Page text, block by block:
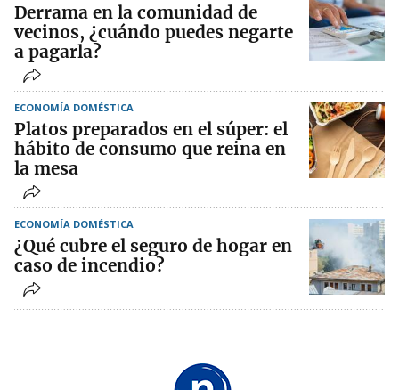
Derrama en la comunidad de
vecinos, ¿cuándo puedes negarte
a pagarla?
ECONOMÍA DOMÉSTICA
Platos preparados en el súper: el
hábito de consumo que reina en
la mesa
ECONOMÍA DOMÉSTICA
¿Qué cubre el seguro de hogar en
caso de incendio?